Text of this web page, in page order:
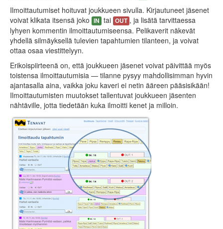
Ilmoittautumiset hoituvat joukkueen sivulla. Kirjautuneet jäsenet
voivat klikata itsensä joko IN tai OUT , ja lisätä tarvittaessa
lyhyen kommentin ilmoittautumiseensa. Pelikaverit näkevät
yhdellä silmäyksellä tulevien tapahtumien tilanteen, ja voivat
ottaa osaa viestittelyyn.
Erikoispiirteenä on, että joukkueen jäsenet voivat päivittää myös
toistensa ilmoittautumisia — tilanne pysyy mahdollisimman hyvin
ajantasalla aina, vaikka joku kaveri ei netin ääreen pääsisikään!
Ilmoittautumisten muutokset tallentuvat joukkueen jäsenten
nähtäville, jotta tiedetään kuka ilmoitti kenet ja milloin.